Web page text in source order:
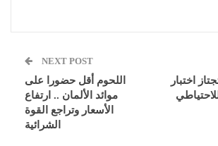
اختبار
NEXT POST
اللحوم أقل حضورا على
موائد الألمان .. ارتفاع
الأسعار وتراجع القوة
الشرائية